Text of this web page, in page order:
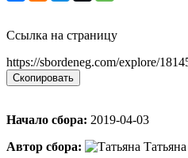
Ссылка на страницу
https://sbordeneg.com/explore/
Скопировать
Начало сбора: 2019-04-03
Автор сбора: